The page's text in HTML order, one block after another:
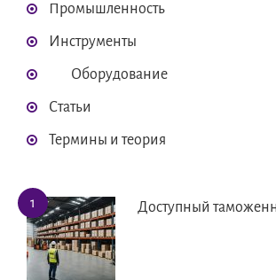
Промышленность
Инструменты
Оборудование
Статьи
Термины и теория
Доступный